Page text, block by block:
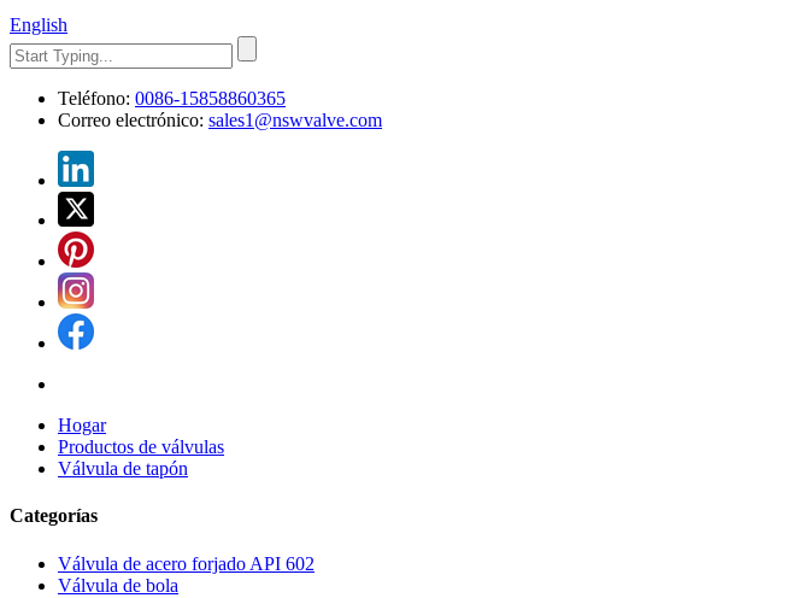
English
Teléfono: 0086-15858860365
Correo electrónico: sales1@nswvalve.com
Hogar
Productos de válvulas
Válvula de tapón
Categorías
Válvula de acero forjado API 602
Válvula de bola